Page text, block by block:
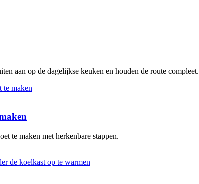
aan op de dagelijkse keuken en houden de route compleet.
te maken met herkenbare stappen.